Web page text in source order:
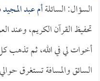
السؤال: السائلةأم عبد المجيد
تحفيظ القرآن الكريم، وعند
أخوات لي في الله، ثم تذهب
السائق والمسافة تستغرق